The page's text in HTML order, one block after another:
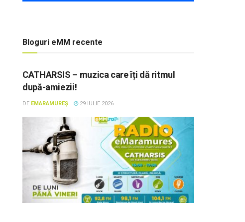
Bloguri eMM recente
CATHARSIS – muzica care îți dă ritmul
după-amiezii!
DE EMARAMUREȘ 29 IULIE 2026